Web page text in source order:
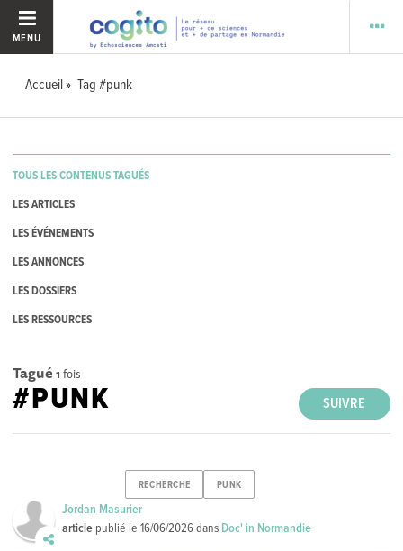
MENU
Accueil Tag #punk
TOUS LES CONTENUS TAGUÉS
LES ARTICLES
LES ÉVÉNEMENTS
LES ANNONCES
LES DOSSIERS
LES RESSOURCES
Tagué 1 fois
SUIVRE
#PUNK
RECHERCHE PUNK
Jordan Masurier
article publié le16/06/2026dans Doc' in Normandie